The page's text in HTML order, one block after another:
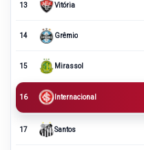
13 Vitória
14 Grêmio
15 Mirassol
16 Internacional
17 Santos